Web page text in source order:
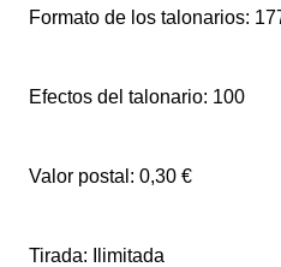
Formato de los talonarios:
Efectos del talonario: 100
Valor postal: 0,30 €
Tirada: Ilimitada